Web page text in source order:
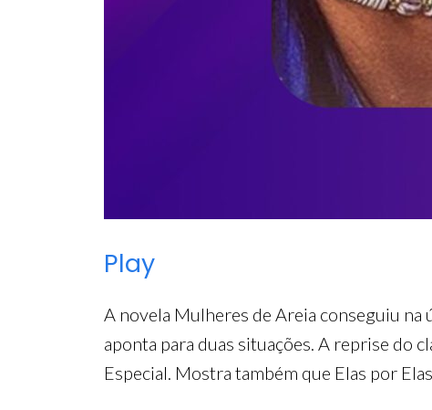
Play
A novela Mulheres de Areia conseguiu na
aponta para duas situações. A reprise do
Especial. Mostra também que Elas por